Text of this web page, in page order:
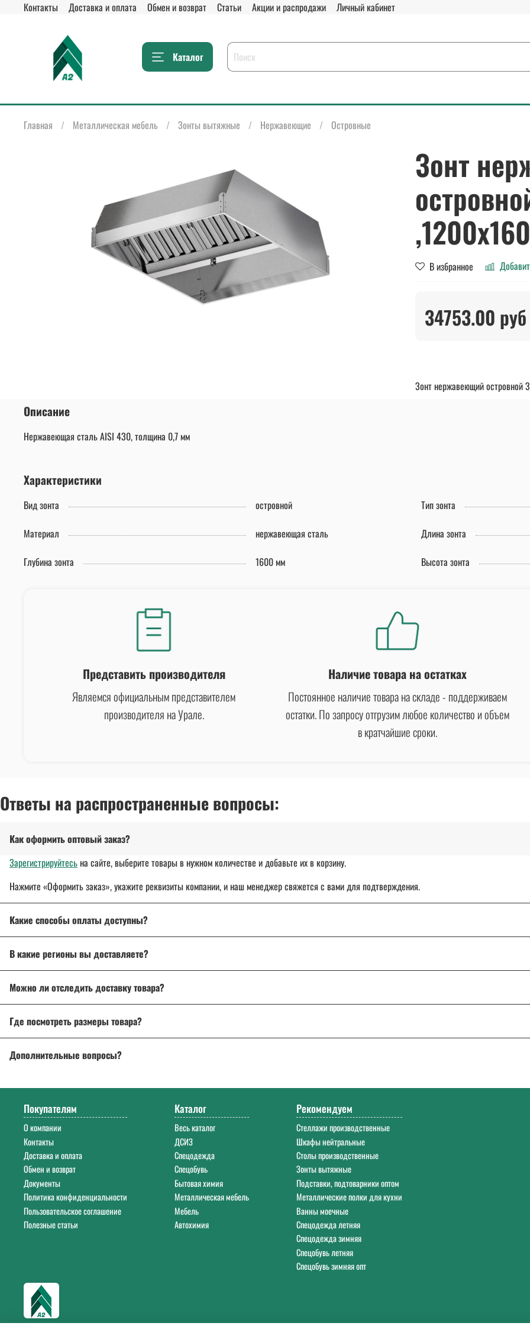
Контакты Доставка и оплата Обмен и возврат Статьи Акции и распродажи Личный кабинет
Каталог
Главная Металлическая мебель Зонты вытяжные Нержавеющие Островные
Зонт
В избранное
34753.00 руб
Зонт нержавеющий островной
Описание
Нержавеющая сталь AISI 430, толщина 0,7 мм
Характеристики
Вид зонта островной Тип зонта
Материал
нержавеющая сталь Длина зонта
Глубина зонта
1600 мм Высота зонта
Представить производителя
Являемся официальным представителем
производителя на Урале.
Наличие товара на остатках
Постоянное наличие товара на складе - поддерживаем
остатки. По запросу отгрузим любое количество и объем
в кратчайшие сроки.
Ответы на распространенные вопросы:
Как оформить оптовый заказ?
Зарегистрируйтесьна сайте, выберите товары в нужном количестве и добавьте их в корзину.
Нажмите «Оформить заказ», укажите реквизиты компании, и наш менеджер свяжется с вами для подтверждения.
Какие способы оплаты доступны?
Для государственных и муниципальных заказчиков возможна поставка товара с отсрочкой платежа до 30 дней.
Подробнее об оплате
В какие регионы вы доставляете?
Подробнее о доставке
Можно ли отследить доставку товара?
Где посмотреть размеры товара?
Дополнительные вопросы?
Покупателям
О компании
Контакты
Доставка и оплата
Обмен и возврат
Документы
Политика конфиденциальности
Пользовательское соглашение
Полезные статьи
Каталог
Весь каталог
ДСИЗ
Спецодежда
Спецобувь
Бытовая химия
Металлическая мебель
Мебель
Автохимия
Рекомендуем
Стеллажи производственные
Шкафы нейтральные
Столы производственные
Зонты вытяжные
Подставки, подтоварники оптом
Металлические полки для кухни
Ванны моечные
Спецодежда летняя
Спецодежда зимняя
Спецобувь летняя
Спецобувь зимняя опт